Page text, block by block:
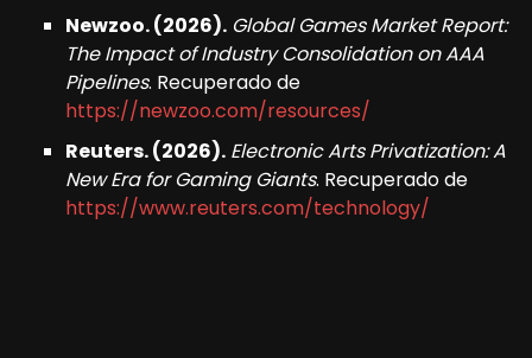
Newzoo. (2026). Global Games Market Report:
The Impact of Industry Consolidation on AAA
Pipelines. Recuperado de
https://newzoo.com/resources/
Reuters. (2026). Electronic Arts Privatization: A
New Era for Gaming Giants. Recuperado de
https://www.reuters.com/technology/